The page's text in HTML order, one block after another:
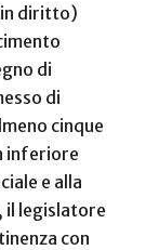
diritto)
di
di
cinque
inferiore
e alla
il legislatore
con